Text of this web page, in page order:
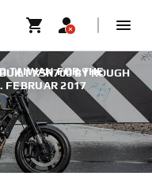
XSR700 BY ROUGH
TAIWAN FOR THE
FEBRUAR 2017